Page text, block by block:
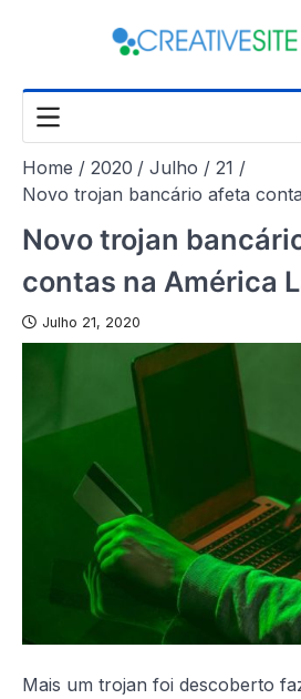
Home 2020 Julho
21
Novo trojan bancário afeta
Novo trojan
contas na América
Julho 21, 2020
Mais um trojan foi descoberto